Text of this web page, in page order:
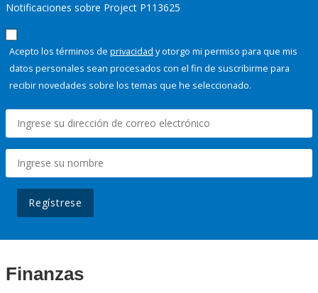
Notificaciones sobre Project P113625
Acepto los términos de privacidad y otorgo mi permiso para que mis
datos personales sean procesados con el fin de suscribirme para
recibir novedades sobre los temas que he seleccionado.
Regístrese
Finanzas